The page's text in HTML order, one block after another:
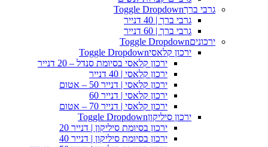
גרבי ברךToggle Dropdown
גרבי ברך | 40 דנייר
גרבי ברך | 60 דנייר
ירכוניםToggle Dropdown
ירכון קלאסי Toggle Dropdown
ירכון קלאסי בסיומת סנדל – 20 דנייר
ירכון קלאסי | 40 דנייר
ירכון קלאסי | דנייר 50 – אטום
ירכון קלאסי | דנייר 60
ירכון קלאסי | דנייר 70 – אטום
ירכון סיליקוןToggle Dropdown
ירכון בסיומת סיליקון | דנייר 20
ירכון בסיומת סיליקון | דנייר 40